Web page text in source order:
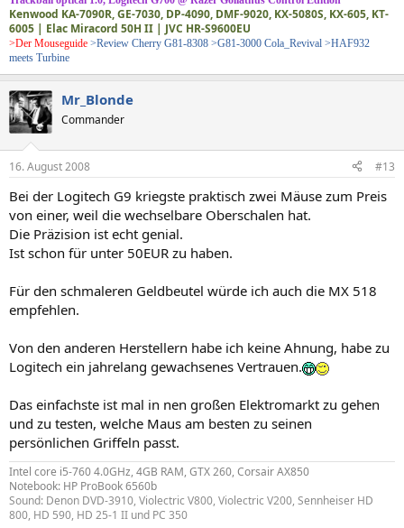
Kenwood KA-7090R, GE-7030, DP-4090, DMF-9020, KX-5080S, KX-605, KT-
6005 | Elac Miracord 50H II | JVC HR-S9600EU
>Der Mouseguide >Review Cherry G81-8308 >G81-3000 Cola_Revival >HAF932
meets Turbine
Mr_Blonde
Commander
16. August 2008 #13
Bei der Logitech G9 kriegste praktisch zwei Mäuse zum Preis
von einer, weil die wechselbare Oberschalen hat.
Die Präzision ist echt genial.
Ist schon für unter 50EUR zu haben.
Für den schmaleren Geldbeutel würde ich auch die MX 518
empfehlen.
Von den anderen Herstellern habe ich keine Ahnung, habe zu
Logitech ein jahrelang gewachsenes Vertrauen.
Das einfachste ist mal in nen großen Elektromarkt zu gehen
und zu testen, welche Maus am besten zu seinen
persönlichen Griffeln passt.
Intel core i5-760 4.0GHz, 4GB RAM, GTX 260, Corsair AX850
Notebook: HP ProBook 6560b
Sound: Denon DVD-3910, Violectric V800, Violectric V200, Sennheiser HD
800, HD 590, HD 25-1 II und PC 350